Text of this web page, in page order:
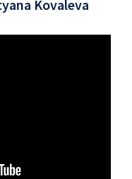
Kovaleva